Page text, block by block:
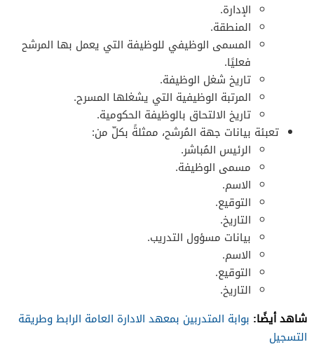
الإدارة.
المنطقة.
المسمى الوظيفي للوظيفة التي يعمل بها المرشح
فعليًا.
تاريخ شغل الوظيفة.
المرتبة الوظيفية التي يشغلها المسرح.
تاريخ الالتحاق بالوظيفة الحكومية.
تعبئة بيانات جهة المُرشح، ممثلةً بكلّ من:
الرئيس المُباشر.
مسمى الوظيفة.
الاسم.
التوقيع.
التاريخ.
بيانات مسؤول التدريب.
الاسم.
التوقيع.
التاريخ.
شاهد أيضًا: بوابة المتدربين بمعهد الادارة العامة الرابط وطريقة
التسجيل